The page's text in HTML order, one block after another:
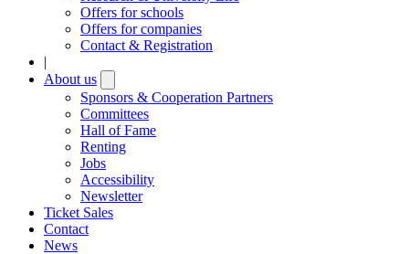
Offers for schools
Offers for companies
Contact & Registration
|
About us
submenu
Sponsors & Cooperation Partners
Committees
Hall of Fame
Renting
Jobs
Accessibility
Newsletter
Ticket Sales
Contact
News